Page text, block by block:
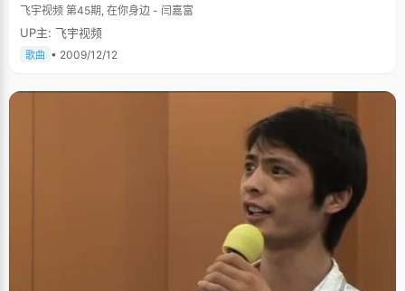
飞宇视频 第45期, 在你身边 - 闫嘉富
UP主: 飞宇视频
歌曲 • 2009/12/12